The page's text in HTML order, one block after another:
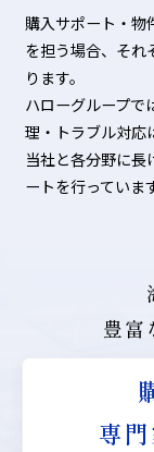
購入サポート・物
を担う場合、それ
ります。
ハローグループで
理・トラブル対応
当社と各分野に長
ートを行っていま
豊富
専